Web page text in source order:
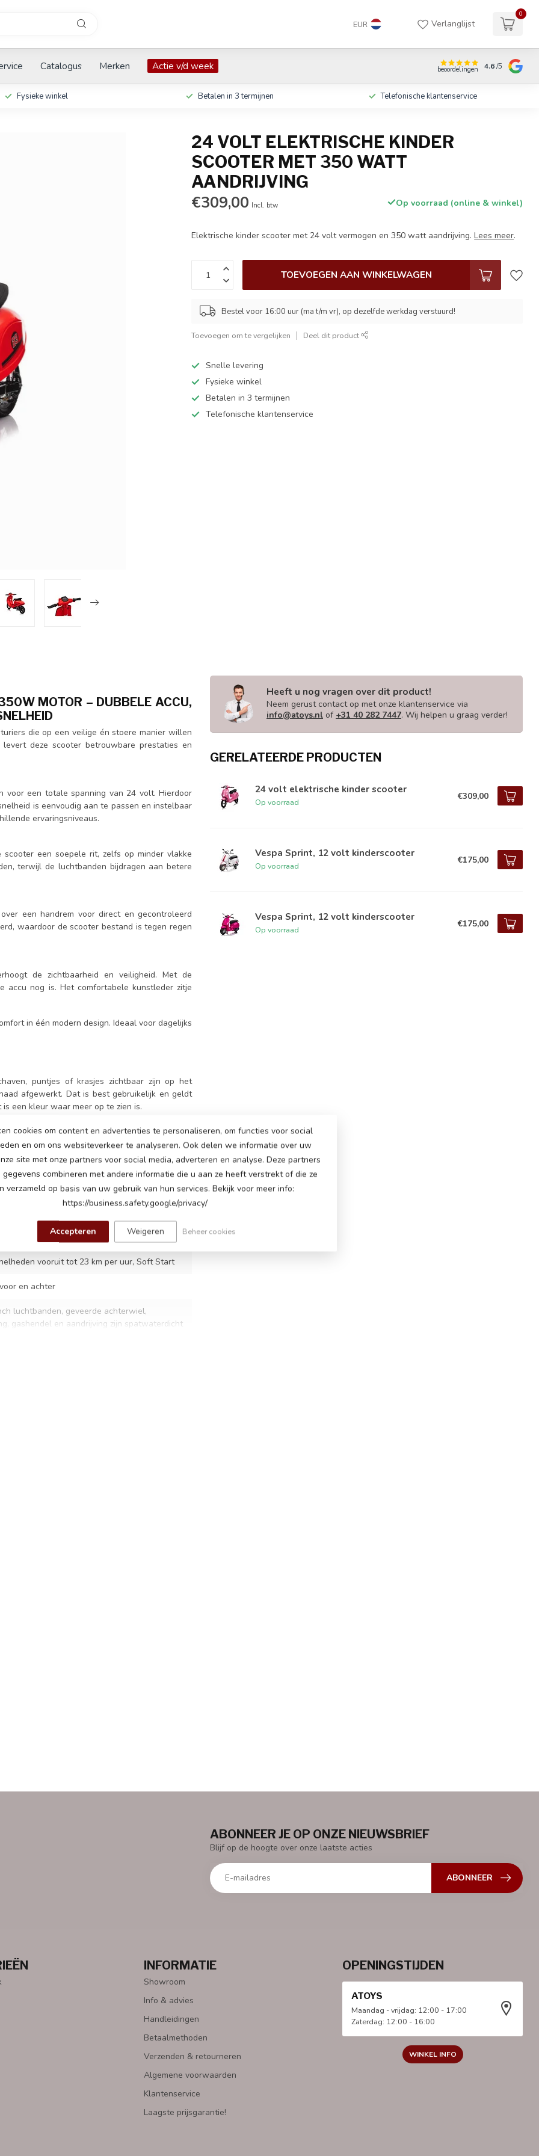
EUR Verlanglijst
0
Catalogus Merken Actie v/d week beoordelingen 4.6/5
Fysieke winkel Betalen in 3 termijnen Telefonische klantenservice
24 VOLT ELEKTRISCHE KINDER
SCOOTER MET 350 WATT
AANDRIJVING
€309,00 Incl. btw Op voorraad (online & winkel)
Elektrische kinder scooter met 24 volt vermogen en 350 watt aandrijving.Lees meer.
TOEVOEGEN AAN WINKELWAGEN
Bestel voor 16:00 uur (ma t/m vr), op dezelfde werkdag verstuurd!
Toevoegen om te vergelijken Deel dit product
Snelle levering
Fysieke winkel
Betalen in 3 termijnen
Telefonische klantenservice
MOTOR – DUBBELE ACCU,
die op een veilige én stoere manier willen
deze scooter betrouwbare prestaties en
voor een totale spanning van 24 volt. Hierdoor
is eenvoudig aan te passen en instelbaar
ervaringsniveaus.
een soepele rit, zelfs op minder vlakke
terwijl de luchtbanden bijdragen aan betere
een handrem voor direct en gecontroleerd
waardoor de scooter bestand is tegen regen
de zichtbaarheid en veiligheid. Met de
accu nog is. Het comfortabele kunstleder zitje
in één modern design. Ideaal voor dagelijks
puntjes of krasjes zichtbaar zijn op het
afgewerkt. Dat is best gebruikelijk en geldt
een kleur waar meer op te zien is.
vooruit tot 23 km per uur, Soft Start
en achter
luchtbanden, geveerde achterwiel,
gashendel en aandrijving zijn spatwaterdicht
30 tot 45 minuten speeltijd op een vlakke
Heeft u nog vragen over dit product!
Neem gerust contact op met onze klantenservice via
info@atoys.nl of +31 40 282 7447. Wij helpen u graag verder!
GERELATEERDE PRODUCTEN
24 volt elektrische kinder scooter
Op voorraad
€309,00
Vespa Sprint, 12 volt kinderscooter
Op voorraad
€175,00
Vespa Sprint, 12 volt kinderscooter
Op voorraad
€175,00
ABONNEER JE OP ONZE NIEUWSBRIEF
Blijf op de hoogte over onze laatste acties
ABONNEER
INFORMATIE
Showroom
Info & advies
Handleidingen
Betaalmethoden
Verzenden & retourneren
Algemene voorwaarden
Klantenservice
Laagste prijsgarantie!
OPENINGSTIJDEN
ATOYS
Maandag - vrijdag: 12:00 - 17:00
Zaterdag: 12:00 - 16:00
WINKEL INFO
cookies om content en advertenties te personaliseren, om functies voor social
en om ons websiteverkeer te analyseren. Ook delen we informatie over uw
site met onze partners voor social media, adverteren en analyse. Deze partners
gegevens combineren met andere informatie die u aan ze heeft verstrekt of die ze
verzameld op basis van uw gebruik van hun services. Bekijk voor meer info:
https://business.safety.google/privacy/
Accepteren Weigeren Beheer cookies